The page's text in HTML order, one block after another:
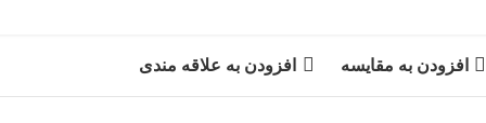
افزودن به مقایسه افزودن به علاقه مندی